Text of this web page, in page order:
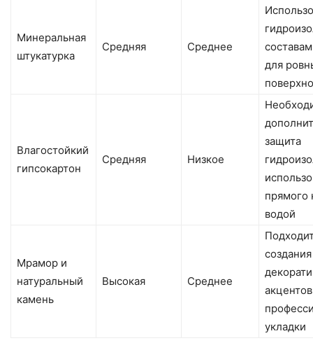
Минеральная
штукатурка
Средняя Среднее
для
Влагостойкий
гипсокартон
Средняя Низкое
защита
прямого
водой
Мрамор и
натуральный
камень
Высокая Среднее
создания
укладки